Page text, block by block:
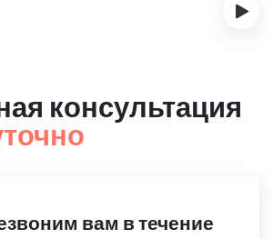
›
консультация
вам в течение